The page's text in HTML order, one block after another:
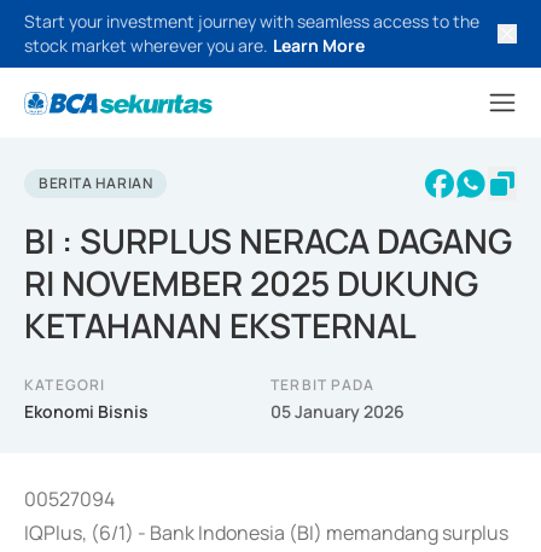
Start your investment journey with seamless access to the
stock market wherever you are. Learn More
BERITA HARIAN
BI : SURPLUS NERACA DAGANG
RI NOVEMBER 2025 DUKUNG
KETAHANAN EKSTERNAL
KATEGORI
Ekonomi Bisnis
TERBIT PADA
05 January 2026
00527094
IQPlus, (6/1) - Bank Indonesia (BI) memandang surplus